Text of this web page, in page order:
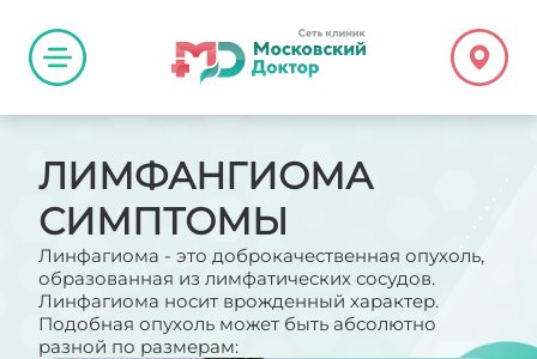
ЛИМФАНГИОМА
СИМПТОМЫ
Линфагиома - это доброкачественная опухоль,
образованная из лимфатических сосудов.
Линфагиома носит врожденный характер.
Подобная опухоль может быть абсолютно
разной по размерам: